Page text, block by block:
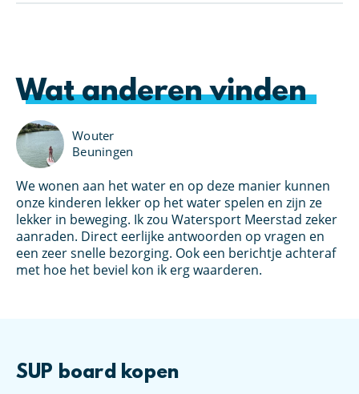
Wat anderen vinden
Wouter
Beuningen
We wonen aan het water en op deze manier kunnen
onze kinderen lekker op het water spelen en zijn ze
lekker in beweging. Ik zou Watersport Meerstad zeker
aanraden. Direct eerlijke antwoorden op vragen en
een zeer snelle bezorging. Ook een berichtje achteraf
met hoe het beviel kon ik erg waarderen.
SUP board kopen